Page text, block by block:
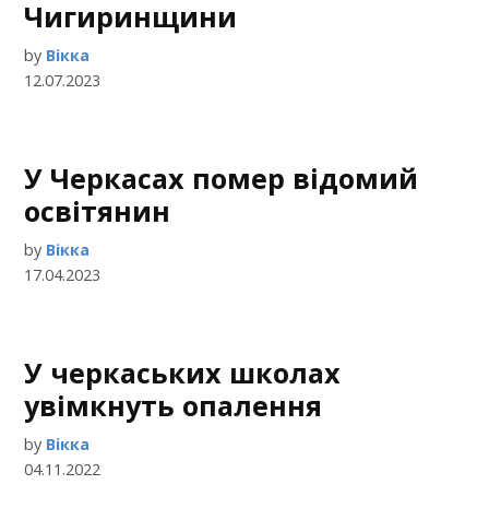
Чигиринщини
by Вікка
12.07.2023
У Черкасах помер відомий
освітянин
by Вікка
17.04.2023
У черкаських школах
увімкнуть опалення
by Вікка
04.11.2022